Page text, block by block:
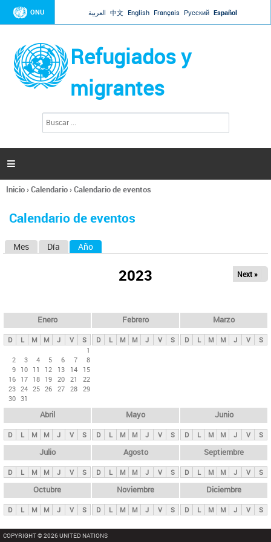
Jump to navigation
ONU العربية 中文 English Français Русский Español
Refugiados y
migrantes
l
d
s

Se
usted
Inicio›Calendario›Calendario de eventos
Calendario de eventos
s
p
n
c
i
p
l
e
s
Mes Día Año
2023 Next »
Enero
D L M M J V
S
1
2
3 4 5 6 7
8
9 10 11 12 13 14
15
16 17 18 19 20 21
22
23 24 25 26 27 28 29
30 31
Febrero
D L M M J V S
Marzo
D L M M J V S
Abril
D L M M J V S
Mayo
D L M M J V S
Junio
D L M M J V S
Julio
D L M M J V S
Agosto
D L M M J V S
Septiembre
D L M M J V S
Octubre
D L M M J V S
Noviembre
D L M M J V S
Diciembre
D L M M J V S
COPYRIGHT © 2026 UNITED NATIONS